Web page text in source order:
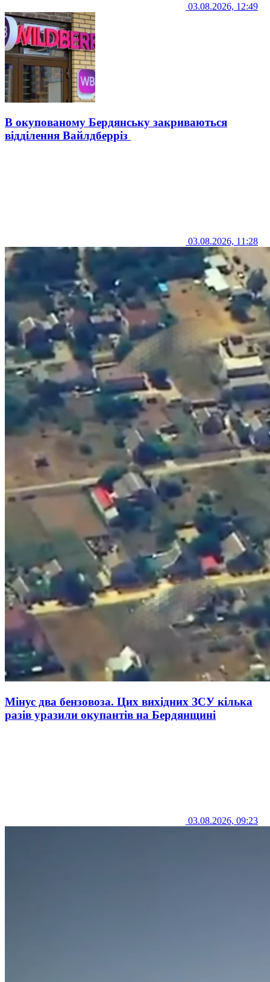
03.08.2026, 12:49
В окупованому Бердянську закриваються
відділення Вайлдберріз
03.08.2026, 11:28
Мінус два бензовоза. Цих вихідних ЗСУ кілька
разів уразили окупантів на Бердянщині
03.08.2026, 09:23